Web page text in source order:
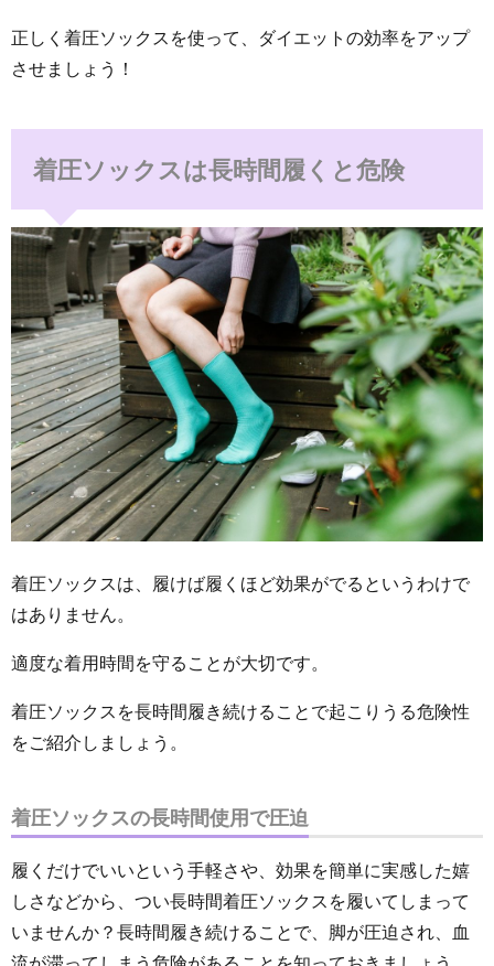
正しく着圧ソックスを使って、ダイエットの効率をアップ
させましょう！
着圧ソックスは長時間履くと危険
着圧ソックスは、履けば履くほど効果がでるというわけで
はありません。
適度な着用時間を守ることが大切です。
着圧ソックスを長時間履き続けることで起こりうる危険性
をご紹介しましょう。
着圧ソックスの長時間使用で圧迫
履くだけでいいという手軽さや、効果を簡単に実感した嬉
しさなどから、つい長時間着圧ソックスを履いてしまって
いませんか？長時間履き続けることで、脚が圧迫され、血